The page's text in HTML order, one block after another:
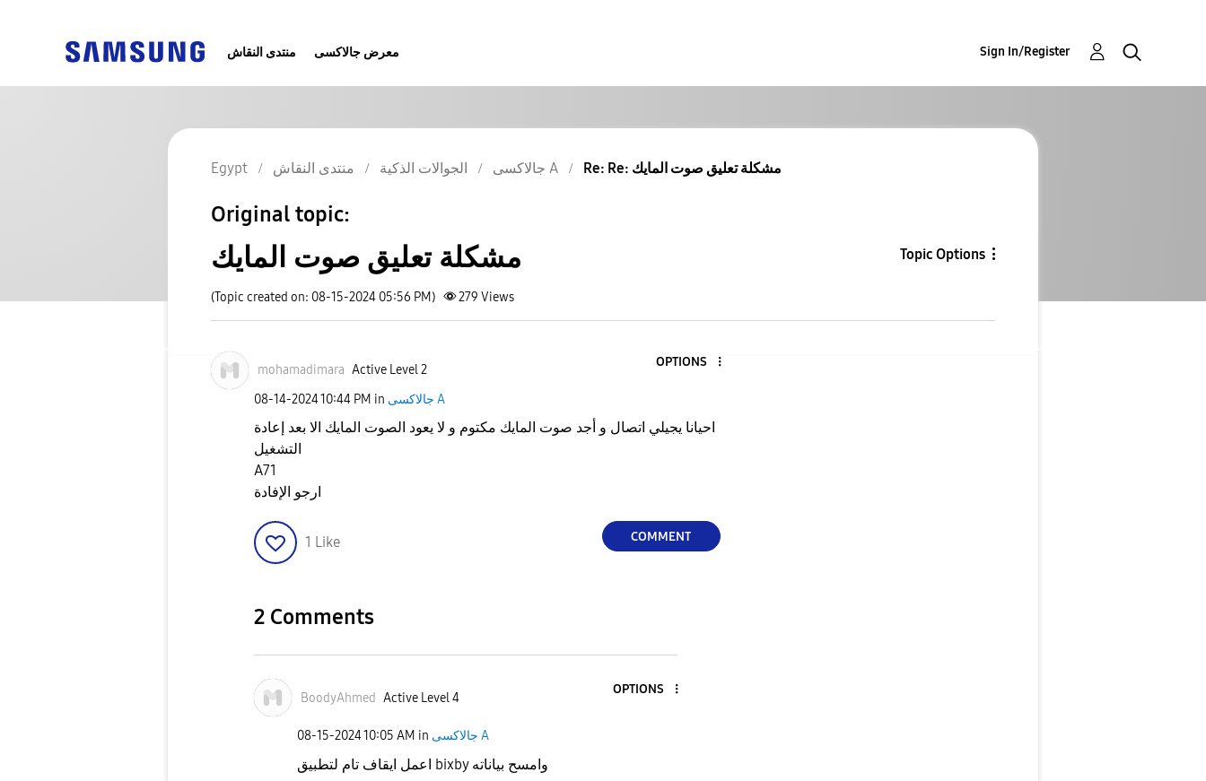
منتدى النقاش معرض جالاكسى Sign In/Register
Egypt منتدى النقاش الجوالات الذكية جالاكسى A Re: Re: مشكلة تعليق صوت المايك
Original topic:
مشكلة تعليق صوت المايك Topic Options
(Topic created on: 08-15-2024 05:56 PM) 279 Views
mohamadimara Active Level 2
OPTIONS
‎08-14-202410:44 PM in جالاكسى A
احيانا يجيلي اتصال و أجد صوت المايك مكتوم و لا يعود الصوت المايك الا بعد إعادة
A71
1 Like COMMENT
2 Comments
BoodyAhmed Active Level 4
OPTIONS
‎08-15-202410:05 AM in جالاكسى A
اعمل ايقاف تام لتطبيق bixby وامسح بياناته